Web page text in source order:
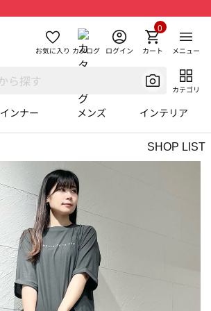
お気に入り カタログ ログイン カート
0
メニュー
カテゴリ
インナー メンズ インテリア
SHOP LIST